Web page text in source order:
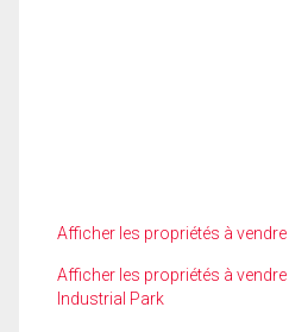
Afficher les propriétés à vendre
Afficher les propriétés à
Industrial Park